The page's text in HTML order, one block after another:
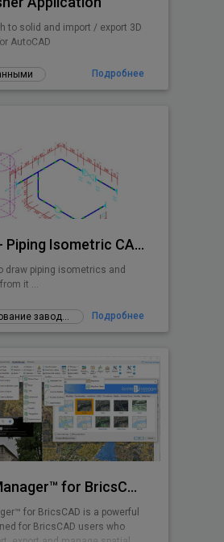
to solid and import / export 3D
AutoCAD
Подробнее
PiCAD® - Piping Isometric CAD 2D>3D
draw piping isometrics and
it ...
Проектирование заводов Подробнее
Spatial Manager™ for BricsCAD
for BricsCAD is a powerful
for BricsCAD users who